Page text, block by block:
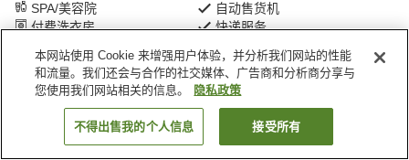
SPA/美容院
自动售货机
付费洗衣房
快递服务
首页 日本 大阪府
大阪
心斋桥四桥VIA INN酒店（JR西日本集团）
搜索客房
本网站使用 Cookie 来增强用户体验，并分析我们网站的性能
和流量。我们还会与合作的社交媒体、广告商和分析商分享与
您使用我们网站相关的信息。
隐私政策
不得出售我的个人信息 接受所有